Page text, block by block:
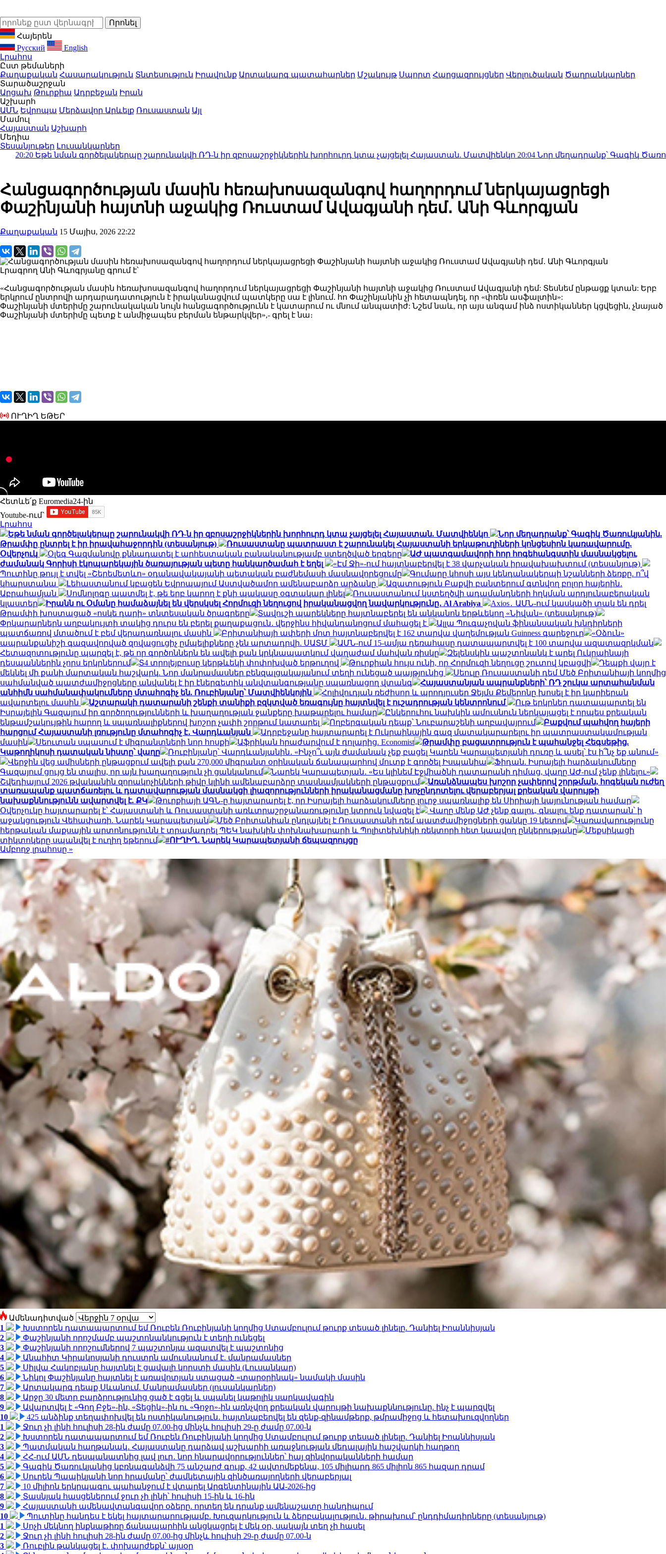
Հայերեն
Русский
English
Լրահոս
Ըստ թեմաների
Քաղաքական Հասարակություն Տնտեսություն Իրավունք Արտակարգ պատահարներ Մշակույթ Սպորտ Հարցազրույցներ Վերլուծական Ծաղրանկարներ
Տարածաշրջան
Արցախ Թուրքիա Ադրբեջան Իրան
Աշխարհ
ԱՄՆ Եվրոպա Մերձավոր Արևելք Ռուսաստան Այլ
Մամուլ
Հայաստան Աշխարհ
Մեդիա
Տեսանյութեր Լուսանկարներ
նման գործելակերպը շարունակվի ՌԴ-ն իր զբոսաշրջիկներին խորհուրդ կտա չայցելել Հայաստան. Մատվիենկո20:04Նոր մեղադրանք՝ Գագիկ Ծառուկյանին.
Հանցագործության մասին հեռախոսազանգով հաղորդում ներկայացրեցի
Փաշինյանի հայտնի աջակից Ռուստամ Ավագյանի դեմ․ Անի Գևորգյան
Քաղաքական 15 Մայիս, 2026 22:22
Լրագրող Անի Գևոգրյանը գրում է՝
«Հանցագործության մասին հեռախոսազանգով հաղորդում ներկայացրեցի Փաշինյանի հայտնի աջակից Ռուստամ Ավագյանի դեմ: Տեսնեմ ընթացք կտան: Երբ
երկրում ընտրովի արդարադատություն է իրականացվում պատկերը սա է լինում. հո Փաշինյանին չի հետապնդել, որ «փռեն ասֆալտին»:
Փաշինյանի մտերիմը շարունակական նույն հանցագործությունն է կատարում ու մնում անպատիժ: Նշեմ նաև, որ այս անգամ ինձ ոստիկաններ կցվեցին, չնայած
Փաշինյանի մտերիմը պետք է անմիջապես բերման ենթարկվեր»,- գրել է նա։
ՈՒՂԻՂ ԵԹԵՐ
Հետևե՛ք Euromedia24-ին
Youtube-ում`
Լրահոս
Եթե նման գործելակերպը շարունակվի ՌԴ-ն իր զբոսաշրջիկներին խորհուրդ կտա չայցելել Հայաստան. Մատվիենկո
Նոր մեղադրանք՝ Գագիկ Ծառուկյանին.
Թրամփը ընտրել է իր իրավահաջորդին (տեսանյութ)
Ռուսաստանը պատրաստ է շարունակել Հայաստանի երկաթուղիների կոնցեսիոն կառավարումը.
Օվերչուկ
Օլեգ Գազմանովը քննադատել է արհեստական բանականությամբ ստեղծված երգերը
ԱԺ պատգամավորի հոր հոգեհանգստին մասնակցելու
ժամանակ Գորիսի էկոպարեկային ծառայության պետը հանկարծամահ է եղել
«Էմ Ջի»-ում հայտնաբերվել է 38 վարչական իրավախախտում (տեսանյութ)
Պուտինը թույլ է տվել «Շերեմետևո» օդանավակայանի պետական բաժնեմասի մասնավորեցումը
Գումարը կհոսի այս կենդանակերպի նշանների ձեռքը. ո՞վ
կհարստանա
Լեհաստանում կբացեն Եվրոպայում Աստվածամոր ամենաբարձր արձանը
Ազատություն Բաքվի բանտերում գտնվող բոլոր հայերին․
Աբրահամյան
Սոմնոլոգը պատմել է, թե երբ կարող է քնի պակասը օգտակար լինել
Ռուսաստանում կստեղծվի ադամանդների հղկման արդյունաբերական
կլաստեր
Իրանն ու Օմանը համաձայնել են վերսկսել Հորմուզի նեղուցով իրականացվող նավարկությունը․ Al Arabiya
Axios․ ԱՄՆ-ում կասկածի տակ են դրել
Թրամփի խոստացած «ոսկե դարի» տնտեսական ծրագրերը
Տավուշի պարեկները հայտնաբերել են անկանոն երթևեկող «Նիվան» (տեսանյութ)
Փրկարարներն աղբակույտի տակից դուրս են բերել քաղաքացուն․ վերջինս հիվանդանոցում մահացել է
Ալլա Պուգաչովան ֆինանսական խնդիրների
պատճառով մտածում է բեմ վերադառնալու մասին
Բրիտանիայի ափերի մոտ հայտնաբերվել է 162 տարվա վաղեմության Guinness գարեջուր
«Օձուն»
ապրանքանիշի գազավորված զովացուցիչ ըմպելիքները չեն արտադրվի. ՍԱՏՄ
ԱՄՆ-ում 15-ամյա դեռահասը դատապարտվել է 100 տարվա ազատազրկման
Հետազոտությունը պարզել է, թե որ գործոններն են ավելի քան կրկնապատկում վաղաժամ մահվան ռիսկը
Զելենսկին պաշտոնանկ է արել Ուկրաինայի
դեսպաններին չորս երկրներում
Տ4 տրոլեյբուսը կերթևեկի փոփոխված երթուղով Թուրքիան հույս ունի, որ Հորմուզի նեղուցը շուտով կբացվի
Դեպքի վայր է
մեկնել մի քանի մարտական հաշվարկ. Նոր մանրամասներ բենզալցակայանում տեղի ունեցած պայթյունից
Սեուլը Ռուսաստանի դեմ Մեծ Բրիտանիայի կողմից
սահմանված պատժամիջոցները անվանել է իր էներգետիկ անվտանգությանը սպառնացող վտանգ
Հայաստանյան ապրանքների՝ ՌԴ շուկա արտահանման
անհիմն սահմանափակումները մտահոգիչ են. Ռուբինյանը՝ Մատվիենկոյին
Հոլիվուդյան ռեժիսոր և պրոդյուսեր Ջեյմս Քեմերոնը խոսել է իր կարիերան
ավարտելու մասին
Աշտարակի դատարանի շենքի տանիքի բզկտված եռագույնը հայտնվել է ուշադրության կենտրոնում
Ութ երկրներ դատապարտել են
Իսրայելին Գազայում իր գործողությունների և խաղաղության ջանքերը խաթարելու համար
Ընկերուհու նախկին ամուսնուն ներկայացել է որպես քրեական
ենթամշակույթին հարող և սպառնալիքներով խոշոր չափի շորթում կատարել
Ողբերգական դեպք՝ Նուբարաշենի աղբավայրում
Բաքվում պահվող հայերի
հարցում Հայաստանի լռությունը մտահոգիչ է․ Վարդևանյան
Ադրբեջանը հայտարարել է Ուկրաինային գազ մատակարարելու իր պատրաստակամության
մասին
Սեուտան սպասում է միգրանտների նոր հոսքի Աֆրիկան ​​հրաժարվում է դոլարից. Economist
Թրամփը բացատրություն է պահանջել Հեգսեթից.
Կաթողիկոսի դատական նիստը՝ վաղը
Ռուբինյանը՝ Վարդևանյանին․ «Ինչո՞ւ այն ժամանակ չեք բացել Կարեն Կարապետյանի դուռը և ասել՝ էս ի՞նչ եք անում»
Վերջին վեց ամիսների ընթացքում ավելի քան 270,000 միգրանտ օրինական ճանապարհով մուտք է գործել Իսպանիա
Ֆիդան. Իսրայելի հարձակումները
Գազայում ցույց են տալիս, որ այն խաղաղություն չի ցանկանում
Նարեկ Կարապետյան․ «Ես կլինեմ Էջմիածնի դատարանի դիմաց, վաղը ԱԺ-ում չենք լինելու»
Շվեդիայում 2026 թվականին զորակոչիկների թիվը կլինի ամենաբարձրը տասնամյակների ընթացքում
Առանձնապես խոշոր չափերով շորթման, հոգեկան ուժեղ
տառապանք պատճառելու և դատավարության մասնակցի լիազորությունների իրականացմանը խոչընդոտելու վերաբերյալ քրեական վարույթի
նախաքննությունն ավարտվել է. ՔԿ
Թուրքիայի ԱԳՆ-ը հայտարարել է, որ Իսրայելի հարձակումները լուրջ սպառնալիք են Սիրիայի կայունության համար
Օվերչուկը հայտարարել է՝ Հայաստանի և Ռուսաստանի առևտրաշրջանառությունը կտրուկ նվազել է
Վաղը մենք ԱԺ չենք գալու, գնալու ենք դատարան՝ ի
աջակցություն Վեհափառի. Նարեկ Կարապետյան
Մեծ Բրիտանիան ընդլայնել է Ռուսաստանի դեմ պատժամիջոցների ցանկը 19 կետով
Կառավարությունը
հերթական մաքսային արտոնությունն է տրամադրել ՊԵԿ նախկին փոխնախարարի և Պոլիտեխնիկի ռեկտորի հետ կապվող ընկերությանը
Մեքսիկացի
տիկտոկերը սպանվել է ուղիղ եթերում
#ՈՒՂԻՂ․ Նարեկ Կարապետյանի ճեպազրույցը
Ամբողջ լրահոսը »
Ամենադիտված
1
Խստորեն դատապարտում եմ Ռուբեն Ռուբինյանի կողմից Ստամբուլում թուրք տեսած լինելը. Դանիել Իոաննիսյան
2
Փաշինյանի որոշմամբ պաշտոնանկություն է տեղի ունեցել
3
Փաշինյանի որոշումներով 7 պաշտոնյա ազատվել է պաշտոնից
4
Անահիտ Կիրակոսյանի դուստրն ամուսնանում է. մանրամասներ
5
Սիլվա Հակոբյանը հայտնել է ցավալի կորստի մասին (Լուսանկար)
6
Նիկոլ Փաշինյանը հայտնել է առավոտյան ստացած «տարօրինակ» նամակի մասին
7
Արտակարգ դեպք Սևանում. Մանրամասներ (լուսանկարներ)
8
Արջը 30 մետր բարձրությունից ցած է գցել և սպանել կաթոլիկ սարկավագին
9
Ավարտվել է «Գող Բջե»-ին, «Տեցիկ»-ին ու «Գոջո»-ին առնչվող քրեական վարույթի նախաքննությունը. ինչ է պարզվել
10
425 անձինք տեղափոխվել են ոստիկանություն․ հայտնաբերվել են զենք-զինամթերք, թմրամիջոց և հետախուզվողներ
1
Ջուր չի լինի հուլիսի 28-ին ժամը 07.00-ից մինչև հուլիսի 29-ը ժամը 07.00-ն
2
Խստորեն դատապարտում եմ Ռուբեն Ռուբինյանի կողմից Ստամբուլում թուրք տեսած լինելը. Դանիել Իոաննիսյան
3
Պատմական հաղթանակ․ Հայաստանը դարձավ աշխարհի առաջնության մեդալային հաշվարկի հաղթող
4
ՀՀ-ում ԱՄՆ դեսպանատնից լավ լուր․ նոր հնարավորություններ՝ հայ զինվորականների համար
5
Գագիկ Ծառուկյանից կբռնագանձվի 75 անշարժ գույք, 42 ավտոմեքենա, 105 միլիարդ 865 միլիոն 865 հազար դրամ
6
Սուրեն Պապիկյանի նոր հրամանը՝ ժամկետային զինծառայողների վերաբերյալ
7
10 միլիոն երկրպագու պահանջում է վտարել Արգենտինային ԱԱ-2026-ից
8
Տասնյակ հասցեներում ջուր չի լինի՝ հուլիսի 15-ին և 16-ին
9
Հայաստանի ամենավտանգավոր օձերը. որտեղ են դրանք ամենաշատը հանդիպում
10
Պուտինը հանդես է եկել հայտարարությամբ. Խուզարկություն և ձերբակալություն․ թիրախում՝ ընդդիմադիրները (տեսանյութ)
1
Սոչի մեկնող ինքնաթիռը ճանապարհին անցկացրել է մեկ օր, սակայն տեղ չի հասել
2
Ջուր չի լինի հուլիսի 28-ին ժամը 07.00-ից մինչև հուլիսի 29-ը ժամը 07.00-ն
3
Ռուբլին թանկացել է․ փոխարժեքն՝ այսօր